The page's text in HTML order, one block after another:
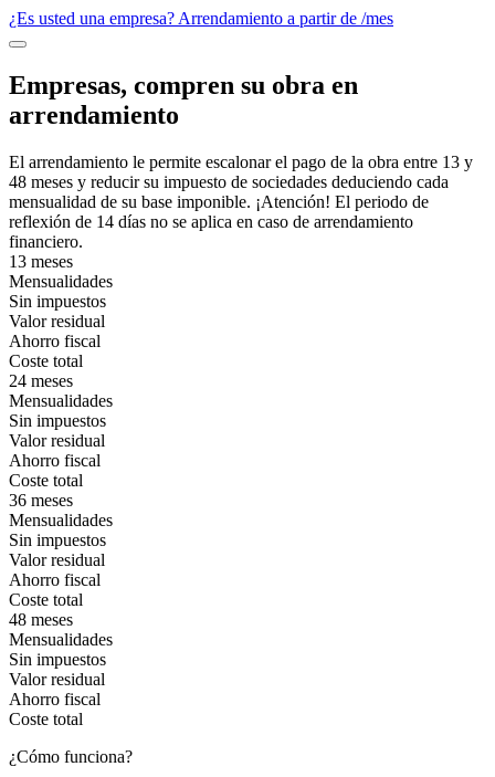
¿Es usted una empresa? Arrendamiento a partir de /mes
Empresas, compren su obra en
arrendamiento
El arrendamiento le permite escalonar el pago de la obra entre 13 y
48 meses y reducir su impuesto de sociedades deduciendo cada
mensualidad de su base imponible. ¡Atención! El periodo de
reflexión de 14 días no se aplica en caso de arrendamiento
financiero.
13 meses
Mensualidades
Sin impuestos
Valor residual
Ahorro fiscal
Coste total
24 meses
Mensualidades
Sin impuestos
Valor residual
Ahorro fiscal
Coste total
36 meses
Mensualidades
Sin impuestos
Valor residual
Ahorro fiscal
Coste total
48 meses
Mensualidades
Sin impuestos
Valor residual
Ahorro fiscal
Coste total
¿Cómo funciona?